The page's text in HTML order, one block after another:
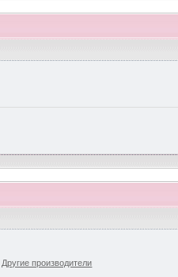
Другие производители